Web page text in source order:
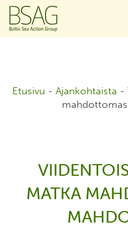
Etusivu - Ajankohtaista -
MATKA